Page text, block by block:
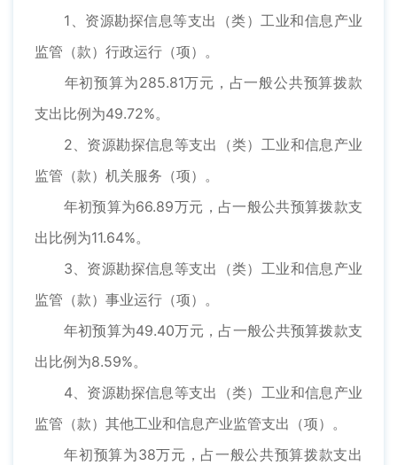
1、资源勘探信息等支出（类）工业和信息产业
监管（款）行政运行（项）。
年初预算为285.81万元，占一般公共预算拨款
支出比例为49.72%。
2、资源勘探信息等支出（类）工业和信息产业
监管（款）机关服务（项）。
年初预算为66.89万元，占一般公共预算拨款支
出比例为11.64%。
3、资源勘探信息等支出（类）工业和信息产业
监管（款）事业运行（项）。
年初预算为49.40万元，占一般公共预算拨款支
出比例为8.59%。
4、资源勘探信息等支出（类）工业和信息产业
监管（款）其他工业和信息产业监管支出（项）。
年初预算为38万元，占一般公共预算拨款支出